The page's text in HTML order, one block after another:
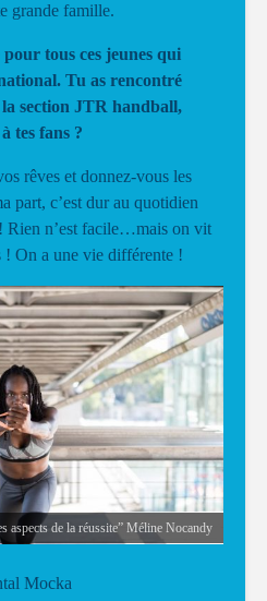
grande famille.
tous ces jeunes qui
Tu as rencontré
section JTR handball,
tes fans ?
rêves et donnez-vous les
part, c’est dur au quotidien
Rien n’est facile…mais on vit
! On a une vie différente !
aspects de la réussite” Méline Nocandy
Mocka